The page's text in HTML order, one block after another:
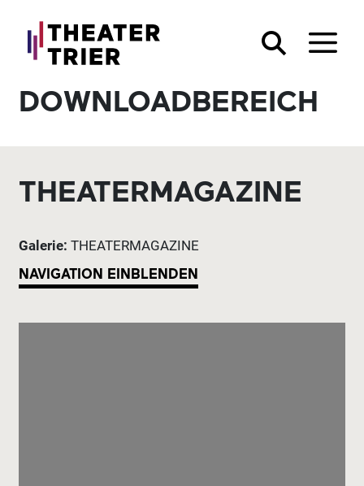
DOWNLOADBEREICH
THEATERMAGAZINE
Galerie: THEATERMAGAZINE
NAVIGATION EINBLENDEN